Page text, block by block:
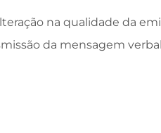
na qualidade da
da mensagem